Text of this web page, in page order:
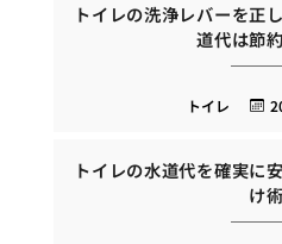
トイレの洗浄レバーを正
道代は節
トイレ
トイレの水道代を確実に
け術